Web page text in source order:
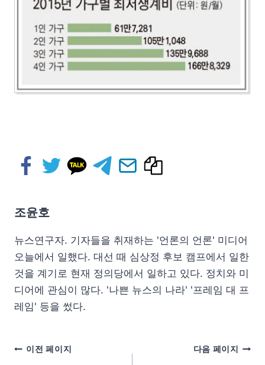
조윤호
뉴스연구자. 기자들을 취재하는 '언론의 언론' 미디어
오늘에서 일했다. 대선 때 심상정 후보 캠프에서 일한
것을 계기로 현재 정의당에서 일하고 있다. 정치와 미
디어에 관심이 많다. '나쁜 뉴스의 나라' '프레임 대 프
레임' 등을 썼다.
이전 페이지 다음 페이지